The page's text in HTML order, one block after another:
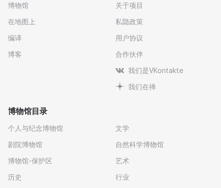
博物馆
在地图上
编译
博客
关于项目
私隐政策
用户协议
合作伙伴
我们是VKontakte
我们在禅
博物馆目录
个人与纪念博物馆
剧院博物馆
博物馆-保护区
历史
文学
自然科学博物馆
艺术
行业